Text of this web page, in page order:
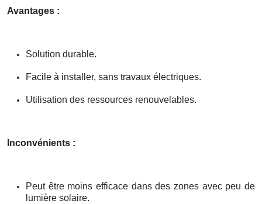
Avantages :
Solution durable.
Facile à installer, sans travaux électriques.
Utilisation des ressources renouvelables.
Inconvénients :
Peut être moins efficace dans des zones avec peu de
lumière solaire.